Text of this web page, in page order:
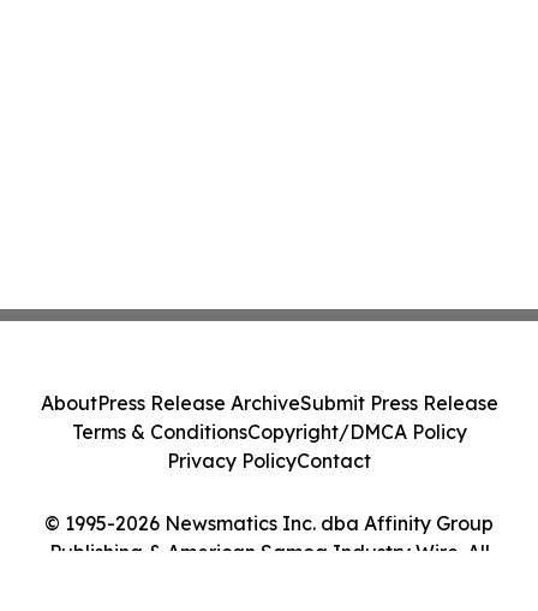
© 1995-2026 Newsmatics Inc. dba Affinity Group
Publishing & American Samoa Industry Wire. All
AboutPress Release ArchiveSubmit Press Release
Terms & ConditionsCopyright/DMCA Policy
Privacy PolicyContact